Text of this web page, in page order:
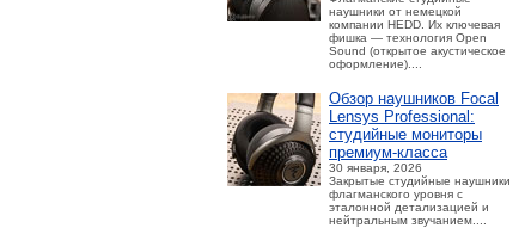
наушники от немецкой
компании HEDD. Их ключевая
фишка — технология Open
Sound (открытое акустическое
оформление)....
Обзор наушников Focal
Lensys Professional:
студийные мониторы
премиум‑класса
30 января, 2026
Закрытые студийные наушники
флагманского уровня с
эталонной детализацией и
нейтральным звучанием....